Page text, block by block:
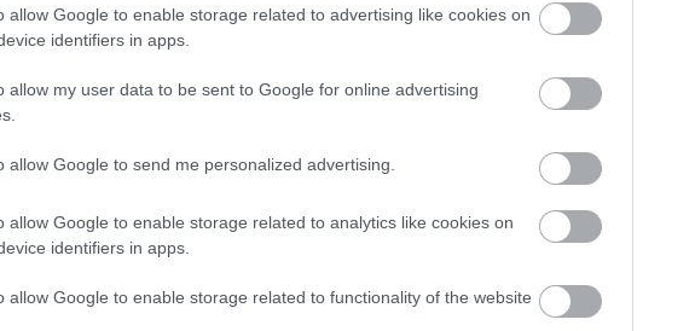
allow Google to enable storage related to advertising like cookies on
identifiers in apps.
allow my user data to be sent to Google for online advertising
allow Google to send me personalized advertising.
allow Google to enable storage related to analytics like cookies on
identifiers in apps.
allow Google to enable storage related to functionality of the website
με κάθε τρόπο αυτή την προσπάθεια επανέλαβε
σε γεύμα με τις αντιπροσωπείες των
για τη Νέα Υόρκη.
δύο κοινοτήτων στην Κύπρο θα διαπραγματεύονται
Le Mirador, θα διαφανεί κατά πόσο είναι
του προβλήματος εντός του 2016. Κι αυτό γιατί
του εδαφικού με την υποχρέωση της κάθε
στο τέλος θα οδηγήσουν σε ένα χάρτη που θα
σε μια πιθανή λύση. Εάν αυτό καταστεί δυνατό,
παρούσας φάσης των συνομιλιών, δηλαδή την